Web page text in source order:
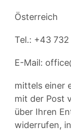
Österreich
Tel.: +43
E-Mail:
mittels einer
mit der Post
über Ihren
widerrufen,